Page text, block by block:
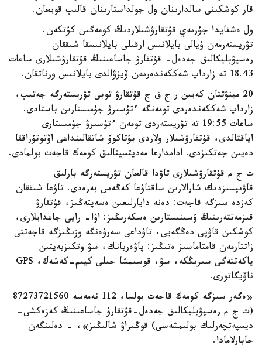
قار كوشكىنى سالدارىنان ول جولداستارىنان قالىپ قويعان.
ول ەشقايدا جۇرمەي قۇتقارۋشىلاردىڭ كومەگىن كۇتكەن.
تۋريستەرمەن ۇيالى بايلانىس ارقىلى بايلانىسقا شىققان
رەسپۋبليكالىق جەدەل- قۇتقارۋ جاساعىنىڭ قۇتقارۋشىلارى ساعات
18.43 تە زارداپ شەككەندەرمەن ۆيزۋالدى بايلانىس ورناتقان.
20 مينۋتتان كەيىن ر ج ق ج قۇتقارۋ توبى تۋريستەرگە جەتىپ،
زارداپ شەككەندەردى تومەنگە ءتۇسىرۋ جۇمىستارىن باستادى.
ساعات 19:55 تە تۋريستەردى تومەن ءتۇسىرۋ جۇمىستارى
اياقتالدى، قۇتقارۋشىلار ولاردى بۋتاكوۆ شاتقالىنداعى اۆتوتۇراققا
دەيىن جەتكىزدى. ادامدارعا مەديتسينالىق كومەك قاجەت بولمادى.
ت ج م قۇتقارۋشىلارى تاۋدا قالعان تۋريستەرگە بارلىق
قاۋىپسىزدىك شارالارىن ساقتاۋعا كەڭەس بەرەدى. تاۋعا شىققان
كەزدە سىزگە قاجەت: دەنە دايارلىعىن ەسەپتەڭىز، قۇتقارۋ
قىزمەتتەرىنىڭ ۇسىنىستارىن ەسكەرىڭىز: اۋا- رايى جاعدايلارى،
كوشكىن قاۋپى دەڭگەيى، تاۋداعى سەرۋەنگە وزىڭىزگە قاجەتتى
زاتتارمەن قامتاماسىز ەتىڭىز: پاۋەربانك، سۋ وتكىزبەيتىن
پاكەتتەگى سىرىڭكە، سۋ، قوسىمشا جىلى كيىم-كەشەك، GPS
ناۆيگاتورى.
«ەگەر سىزگە كومەك قاجەت بولسا، 112 نەمەسە 87273721560
(ت ج م رەسپۋبليكالىق جەدەل-قۇتقارۋ جاساعىنىڭ كەزەكشى-
ديسپەتچەرلىك بولىمشەسى) قوڭىراۋ شالىڭىز»، - دەلىنگەن
حابارلامادا.